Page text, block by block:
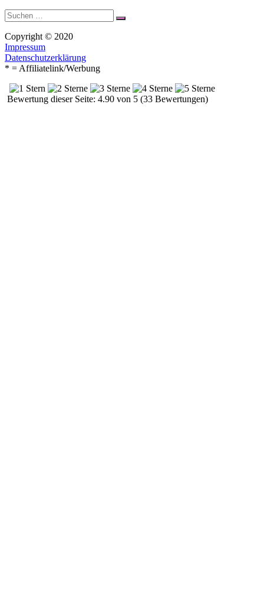
Suche
nach:
Suchen
Copyright © 2020
Impressum
Datenschutzerklärung
* = Affiliatelink/Werbung
Bewertung dieser Seite: 4.90 von 5 (33 Bewertungen)